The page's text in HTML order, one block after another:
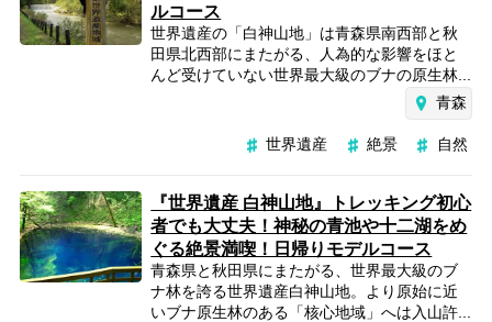
ルコース
世界遺産の「白神山地」は青森県南西部と秋
田県北西部にまたがる、人為的な影響をほと
んど受けていない世界最大級のブナの原生林...
青森
世界遺産 絶景 自然
『世界遺産 白神山地』トレッキング初心
者でも大丈夫！神秘の青池や十二湖をめ
ぐる絶景満喫！日帰りモデルコース
青森県と秋田県にまたがる、世界最大級のブ
ナ林を誇る世界遺産白神山地。より原始に近
いブナ原生林のある「核心地域」へは入山許...